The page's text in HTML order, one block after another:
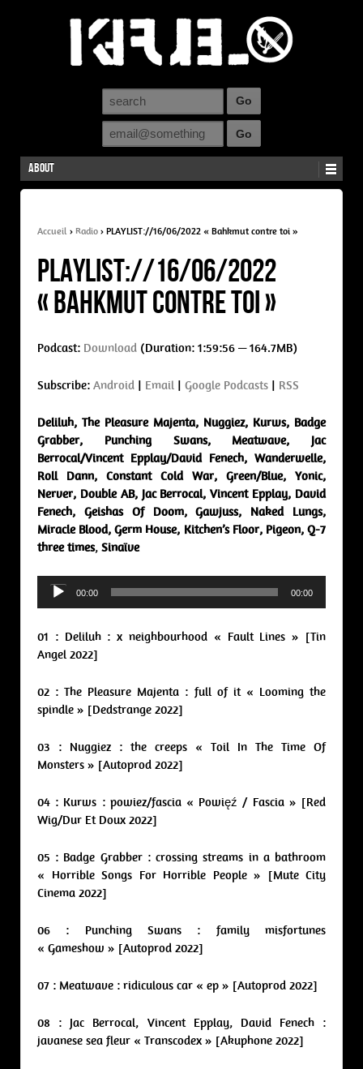
About
Accueil › Radio › PLAYLIST://16/06/2022 « Bahkmut contre toi »
PLAYLIST://16/06/2022
« Bahkmut contre toi »
Podcast: Download (Duration: 1:59:56 — 164.7MB)
Subscribe: Android | Email | Google Podcasts | RSS
Deliluh, The Pleasure Majenta, Nuggiez, Kurws, Badge
Grabber, Punching Swans, Meatwave, Jac
Berrocal/Vincent Epplay/David Fenech, Wanderwelle,
Roll Dann, Constant Cold War, Green/Blue, Yonic,
Nerver, Double AB, Jac Berrocal, Vincent Epplay, David
Fenech, Geishas Of Doom, Gawjuss, Naked Lungs,
Miracle Blood, Germ House, Kitchen’s Floor, Pigeon, Q-7
three times, Sinaïve
Audio
Player
00:00 00:00
01 : Deliluh : x neighbourhood « Fault Lines » [Tin
Angel 2022]
02 : The Pleasure Majenta : full of it « Looming the
spindle » [Dedstrange 2022]
03 : Nuggiez : the creeps « Toil In The Time Of
Monsters » [Autoprod 2022]
04 : Kurws : powiez/fascia « Powięź / Fascia » [Red
Wig/Dur Et Doux 2022]
05 : Badge Grabber : crossing streams in a bathroom
« Horrible Songs For Horrible People » [Mute City
Cinema 2022]
06 : Punching Swans : family misfortunes
« Gameshow » [Autoprod 2022]
07 : Meatwave : ridiculous car « ep » [Autoprod 2022]
08 : Jac Berrocal, Vincent Epplay, David Fenech :
javanese sea fleur « Transcodex » [Akuphone 2022]